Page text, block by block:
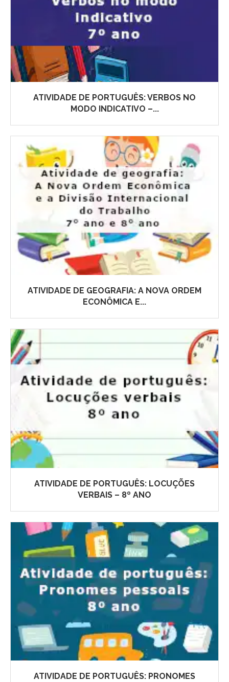
ATIVIDADE DE PORTUGUÊS: VERBOS NO
MODO INDICATIVO –...
ATIVIDADE DE GEOGRAFIA: A NOVA ORDEM
ECONÔMICA E...
ATIVIDADE DE PORTUGUÊS: LOCUÇÕES
VERBAIS – 8º ANO
ATIVIDADE DE PORTUGUÊS: PRONOMES